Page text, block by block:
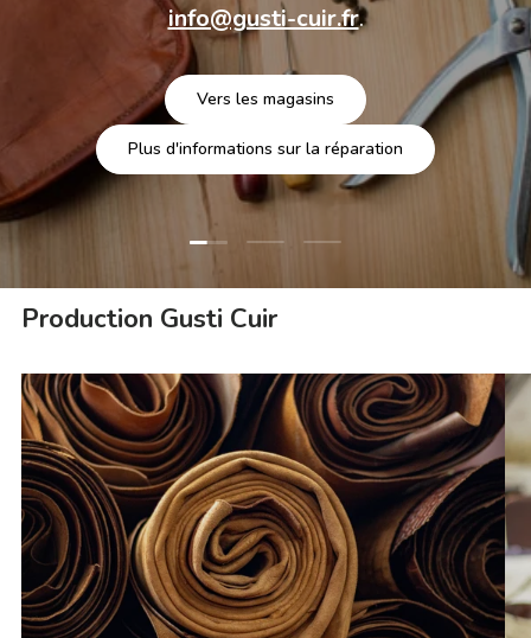
info@gusti-cuir.fr.
Vers les magasins
Plus d'informations sur la réparation
Charger la diapositive 1 de 3
Charger la diapositive 2 de 3
Charger la diapositive 3
Production Gusti Cuir